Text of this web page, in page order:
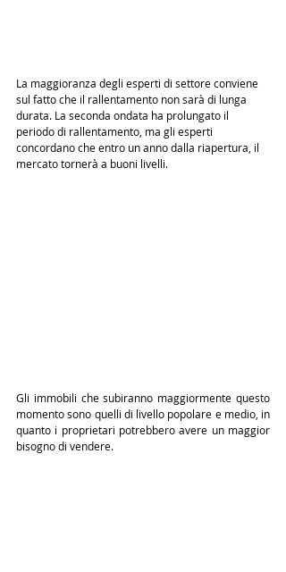
La maggioranza degli esperti di settore conviene
sul fatto che il rallentamento non sarà di lunga
durata. La seconda ondata ha prolungato il
periodo di rallentamento, ma gli esperti
concordano che entro un anno dalla riapertura, il
mercato tornerà a buoni livelli.
Gli immobili che subiranno maggiormente questo
momento sono quelli di livello popolare e medio, in
quanto i proprietari potrebbero avere un maggior
bisogno di vendere.